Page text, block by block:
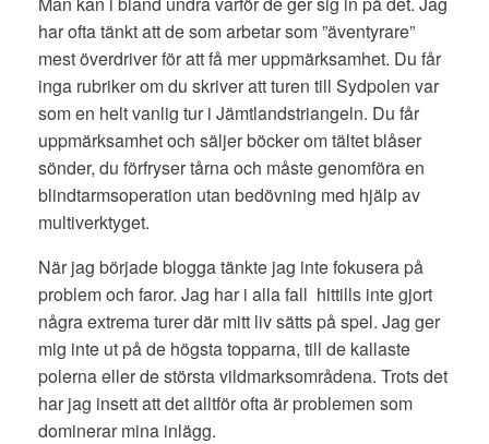
har ofta tänkt att de som arbetar som ”äventyrare”
mest överdriver för att få mer uppmärksamhet. Du får
inga rubriker om du skriver att turen till Sydpolen var
som en helt vanlig tur i Jämtlandstriangeln. Du får
uppmärksamhet och säljer böcker om tältet blåser
sönder, du förfryser tårna och måste genomföra en
blindtarmsoperation utan bedövning med hjälp av
multiverktyget.
När jag började blogga tänkte jag inte fokusera på
problem och faror. Jag har i alla fall hittills inte gjort
några extrema turer där mitt liv sätts på spel. Jag ger
mig inte ut på de högsta topparna, till de kallaste
polerna eller de största vildmarksområdena. Trots det
har jag insett att det alltför ofta är problemen som
dominerar mina inlägg.